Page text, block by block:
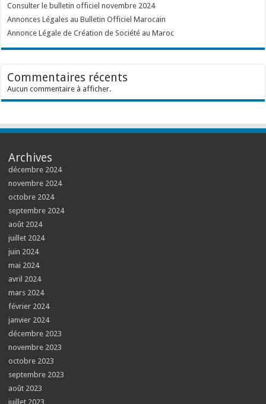
Consulter le bulletin officiel novembre 2024
Annonces Légales au Bulletin Officiel Marocain
Annonce Légale de Création de Société au Maroc
Commentaires récents
Aucun commentaire à afficher.
Archives
décembre 2024
novembre 2024
octobre 2024
septembre 2024
août 2024
juillet 2024
juin 2024
mai 2024
avril 2024
mars 2024
février 2024
janvier 2024
décembre 2023
novembre 2023
octobre 2023
septembre 2023
août 2023
juillet 2023